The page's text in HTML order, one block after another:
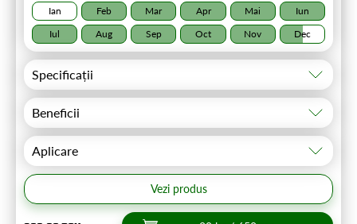
Ian Feb Mar Apr Mai
Iun
Iul
Aug Sep Oct Nov Dec
Specificații
Beneficii
Aplicare
Vezi produs